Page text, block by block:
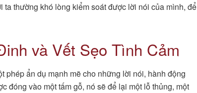
thường khó lòng kiểm soát được lời nói của mình, để
và Vết Sẹo Tình Cảm
phép ẩn dụ mạnh mẽ cho những lời nói, hành động
đóng vào một tấm gỗ, nó sẽ để lại một lỗ thủng, một